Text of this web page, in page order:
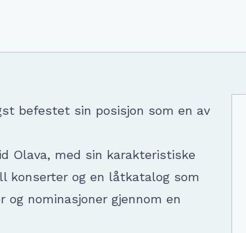
befestet sin posisjon som en av
Olava, med sin karakteristiske
konserter og en låtkatalog som
nominasjoner gjennom en